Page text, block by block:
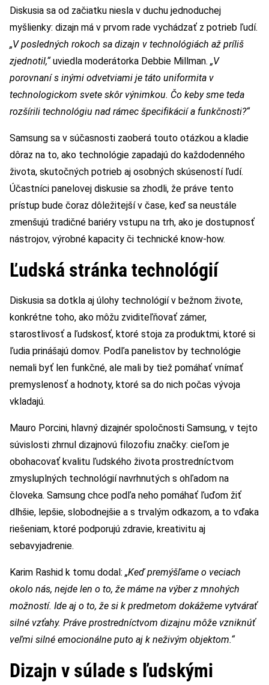
Diskusia sa od začiatku niesla v duchu jednoduchej
myšlienky: dizajn má v prvom rade vychádzať z potrieb ľudí.
„V posledných rokoch sa dizajn v technológiách až príliš
zjednotil,“ uviedla moderátorka Debbie Millman. „V
porovnaní s inými odvetviami je táto uniformita v
technologickom svete skôr výnimkou. Čo keby sme teda
rozšírili technológiu nad rámec špecifikácií a funkčnosti?“
Samsung sa v súčasnosti zaoberá touto otázkou a kladie
dôraz na to, ako technológie zapadajú do každodenného
života, skutočných potrieb aj osobných skúseností ľudí.
Účastníci panelovej diskusie sa zhodli, že práve tento
prístup bude čoraz dôležitejší v čase, keď sa neustále
zmenšujú tradičné bariéry vstupu na trh, ako je dostupnosť
nástrojov, výrobné kapacity či technické know-how.
Ľudská stránka technológií
Diskusia sa dotkla aj úlohy technológií v bežnom živote,
konkrétne toho, ako môžu zviditeľňovať zámer,
starostlivosť a ľudskosť, ktoré stoja za produktmi, ktoré si
ľudia prinášajú domov. Podľa panelistov by technológie
nemali byť len funkčné, ale mali by tiež pomáhať vnímať
premyslenosť a hodnoty, ktoré sa do nich počas vývoja
vkladajú.
Mauro Porcini, hlavný dizajnér spoločnosti Samsung, v tejto
súvislosti zhrnul dizajnovú filozofiu značky: cieľom je
obohacovať kvalitu ľudského života prostredníctvom
zmysluplných technológií navrhnutých s ohľadom na
človeka. Samsung chce podľa neho pomáhať ľuďom žiť
dlhšie, lepšie, slobodnejšie a s trvalým odkazom, a to vďaka
riešeniam, ktoré podporujú zdravie, kreativitu aj
sebavyjadrenie.
Karim Rashid k tomu dodal: „Keď premýšľame o veciach
okolo nás, nejde len o to, že máme na výber z mnohých
možností. Ide aj o to, že si k predmetom dokážeme vytvárať
silné vzťahy. Práve prostredníctvom dizajnu môže vzniknúť
veľmi silné emocionálne puto aj k neživým objektom.“
Dizajn v súlade s ľudskými